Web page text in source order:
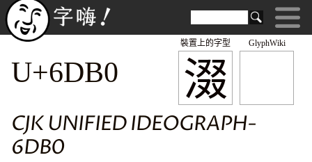
GlyphWiki
涰
裝置上的字型
U+6DB0
CJK UNIFIED IDEOGRAPH-
6DB0